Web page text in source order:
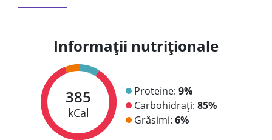
Informații nutriționale
385
kCal
Proteine: 9%
Carbohidrați: 85%
Grăsimi: 6%